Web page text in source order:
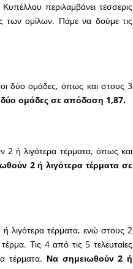
περιλαμβάνει τέσσερις
των ομίλων. Πάμε να δούμε τις
δύο ομάδες, όπως και στους 3
ομάδες σε απόδοση 1,87.
2 ή λιγότερα τέρματα, όπως και
2 ή λιγότερα τέρματα σε
λιγότερα τέρματα, ενώ στους 2
Τις 4 από τις 5 τελευταίες
τέρματα. Να σημειωθούν 2 ή